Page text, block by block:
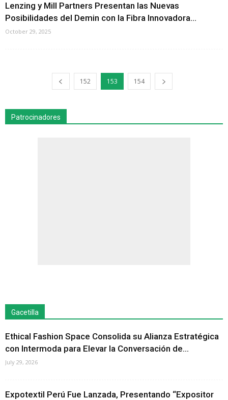
Lenzing y Mill Partners Presentan las Nuevas
Posibilidades del Demin con la Fibra Innovadora...
October 29, 2025
152 153 154
Patrocinadores
Gacetilla
Ethical Fashion Space Consolida su Alianza Estratégica
con Intermoda para Elevar la Conversación de...
July 29, 2026
Expotextil Perú Fue Lanzada, Presentando “Expositor